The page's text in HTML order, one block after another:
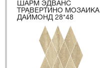
ШАРМ ЭДВАНС
ТРАВЕРТИНО МОЗАИКА
ДАЙМОНД 28*48